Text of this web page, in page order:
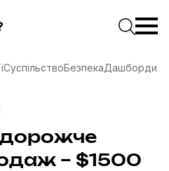
про суспільні даніПочати
СуспільствоБезпекаДашборди
– $1500